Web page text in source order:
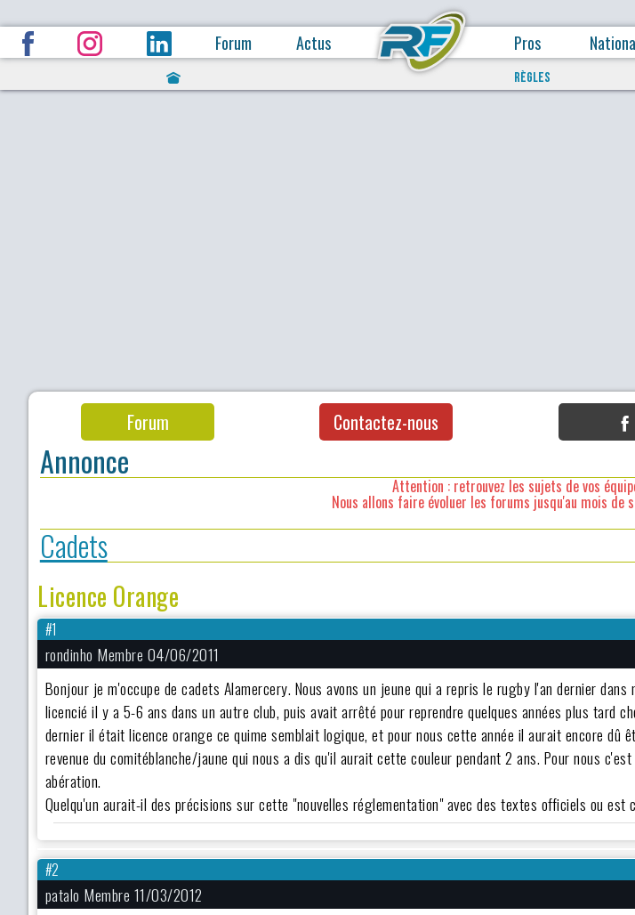
Forum Actus Pros
RÈGLES
Forum Contactez-nous
Annonce
Attention : retrouvez les sujets de vos
Nous allons faire évoluer les forums jusqu'au mois
Cadets
Licence Orange
#1
rondinho Membre 04/06/2011
Bonjour je m'occupe de cadets Alamercery. Nous avons un jeune qui a repris le rugby l'an dernier
licencié il y a 5-6 ans dans un autre club, puis avait arrêté pour reprendre quelques années plus tard
dernier il était licence orange ce quime semblait logique, et pour nous cette année il aurait encore dû
revenue du comitéblanche/jaune qui nous a dis qu'il aurait cette couleur pendant 2 ans. Pour nous
abération.
Quelqu'un aurait-il des précisions sur cette "nouvelles réglementation" avec des textes officiels ou est
#2
patalo Membre 11/03/2012